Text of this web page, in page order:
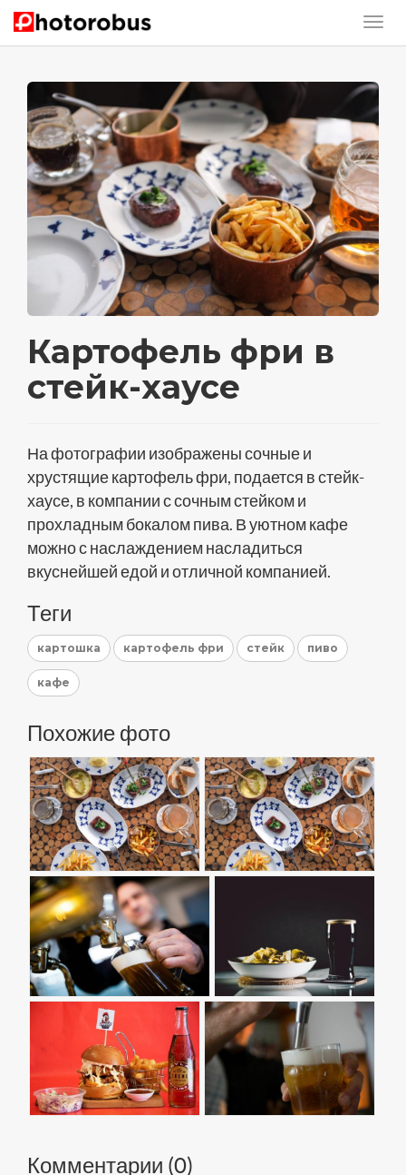
Картофель фри в
стейк-хаусе
На фотографии изображены сочные и
хрустящие картофель фри, подается в стейк-
хаусе, в компании с сочным стейком и
прохладным бокалом пива. В уютном кафе
можно с наслаждением насладиться
вкуснейшей едой и отличной компанией.
Теги
картошка картофель фри стейк пиво
кафе
Похожие фото
Комментарии (0)